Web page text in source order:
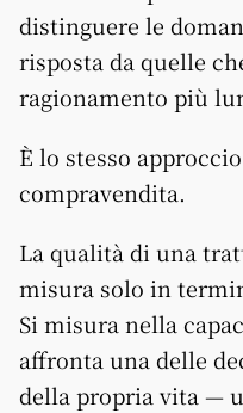
distinguere le
risposta da quelle
ragionamento più
È lo stesso
compravendita.
La qualità di una
misura solo in
Si misura nella
affronta una delle
della propria vita —